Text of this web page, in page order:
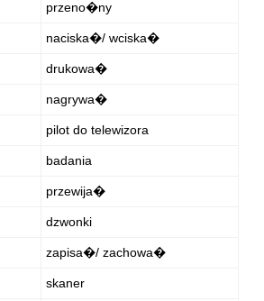
przeno�ny
naciska�/ wciska�
drukowa�
nagrywa�
pilot do telewizora
badania
przewija�
dzwonki
zapisa�/ zachowa�
skaner